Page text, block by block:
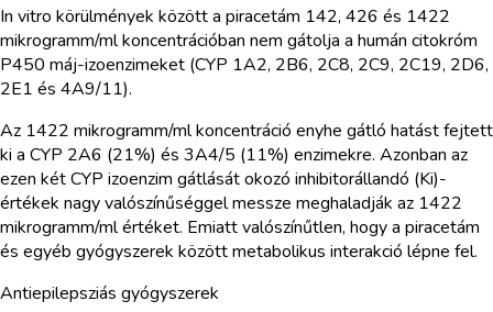
In vitro körülmények között a piracetám 142, 426 és 1422
mikrogramm/ml koncentrációban nem gátolja a humán citokróm
P450 máj-izoenzimeket (CYP 1A2, 2B6, 2C8, 2C9, 2C19, 2D6,
2E1 és 4A9/11).
Az 1422 mikrogramm/ml koncentráció enyhe gátló hatást fejtett
ki a CYP 2A6 (21%) és 3A4/5 (11%) enzimekre. Azonban az
ezen két CYP izoenzim gátlását okozó inhibitorállandó (Ki)-
értékek nagy valószínűséggel messze meghaladják az 1422
mikrogramm/ml értéket. Emiatt valószínűtlen, hogy a piracetám
és egyéb gyógyszerek között metabolikus interakció lépne fel.
Antiepilepsziás gyógyszerek